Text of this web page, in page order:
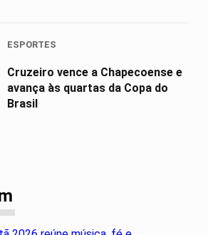
ESPORTES
Cruzeiro vence a Chapecoense e
avança às quartas da Copa do
Brasil